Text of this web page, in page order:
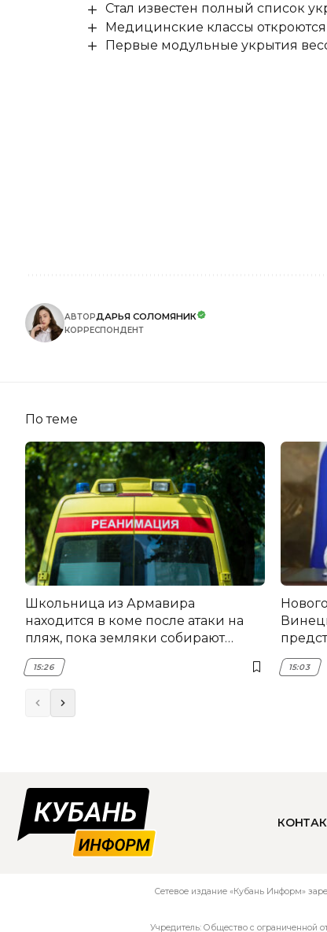
Стал известен полный список
Медицинские классы откроются
Первые модульные укрытия
АВТОРДАРЬЯ СОЛОМЯНИК
КОРРЕСПОНДЕНТ
По теме
Школьница из Армавира
находится в коме после атаки на
пляж, пока земляки собирают
помощь
15:26 15:03
Сетевое издание «Кубань Информ»
Учредитель: Общество с ограниченной